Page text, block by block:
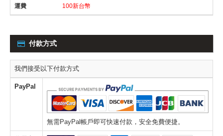
100新台幣
付款方式
我們接受以下付款方式
PayPal
無需PayPal帳戶即可快速付款，安全免費便捷。